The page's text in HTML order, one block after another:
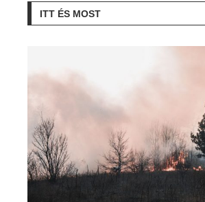
ITT ÉS MOST